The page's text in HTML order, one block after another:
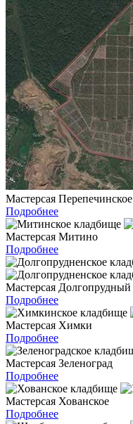
Мастерсая Перепечинское
Подробнее
Мастерсая Митино
Подробнее
Мастерсая Долгопрудный
Подробнее
Мастерсая Химки
Подробнее
Мастерсая Зеленоград
Подробнее
Мастерсая Хованское
Подробнее